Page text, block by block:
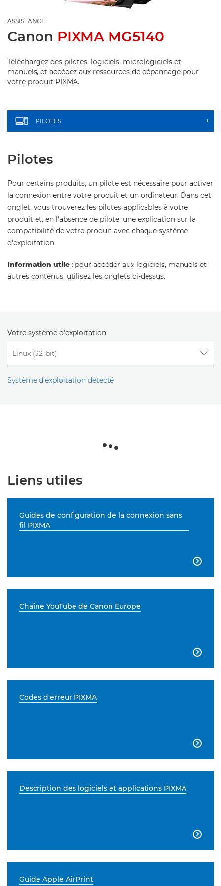
ASSISTANCE
Canon PIXMA MG5140
Téléchargez des pilotes, logiciels, micrologiciels et
manuels, et accédez aux ressources de dépannage pour
votre produit PIXMA.
PILOTES +
Pilotes
Pour certains produits, un pilote est nécessaire pour activer
la connexion entre votre produit et un ordinateur. Dans cet
onglet, vous trouverez les pilotes applicables à votre
produit et, en l'absence de pilote, une explication sur la
compatibilité de votre produit avec chaque système
d'exploitation.
Information utile : pour accéder aux logiciels, manuels et
autres contenus, utilisez les onglets ci-dessus.
Votre système d'exploitation
Système d'exploitation détecté
Liens utiles
Guides de configuration de la connexion sans
fil PIXMA

Chaîne YouTube de Canon Europe

Codes d'erreur PIXMA

Description des logiciels et applications PIXMA

Guide Apple AirPrint